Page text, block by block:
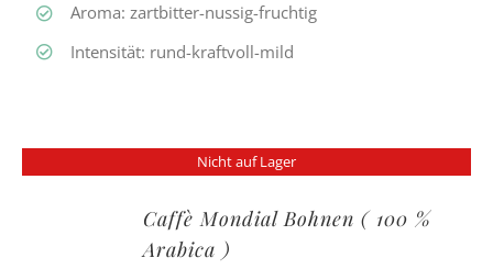
Aroma: zartbitter-nussig-fruchtig
Intensität: rund-kraftvoll-mild
Nicht auf Lager
Caffè Mondial Bohnen ( 100 %
Arabica )